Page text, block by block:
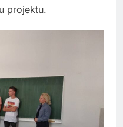
projektu.